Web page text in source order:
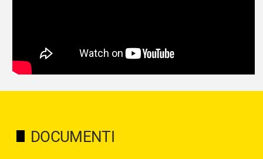
DOCUMENTI